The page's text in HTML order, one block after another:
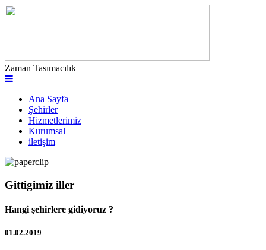
Zaman Tasımacılık
Ana Sayfa
Şehirler
Hizmetlerimiz
Kurumsal
iletişim
Gittigimiz iller
Hangi şehirlere gidiyoruz ?
01.02.2019